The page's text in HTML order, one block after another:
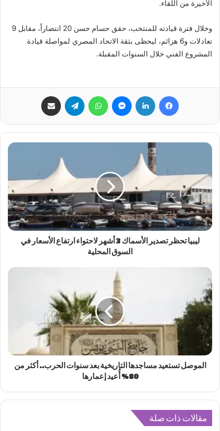
الأخيرة من اللقاء.
وخلال فترة قيادته للمنتخب، حقق حسام حسن 20 انتصاراً، مقابل 9
تعادلات و6 هزائم، ليحظى بثقة الاتحاد المصري لمواصلة قيادة
المشروع الفني خلال السنوات المقبلة.
فيسبوك لينكدإن ماسنجر واتساب تيلقرام
ليبيا تحظر تصدير الأسماك 3 أشهر لاحتواء ارتفاع الأسعار في
السوق المحلية
الموصل تستعيد مساجدها التاريخية بعد سنوات الحرب.. أكثر من
80% أُعيد إعمارها
مقالات ذات صلة